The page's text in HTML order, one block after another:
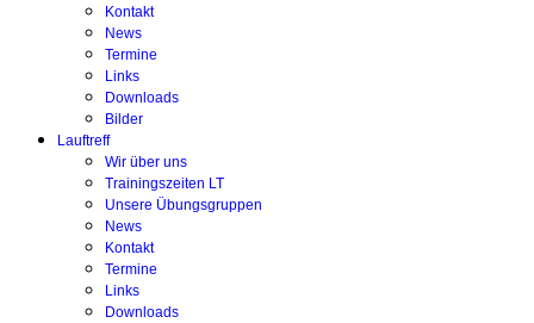
Kontakt
News
Termine
Links
Downloads
Bilder
Lauftreff
Wir über uns
Trainingszeiten LT
Unsere Übungsgruppen
News
Kontakt
Termine
Links
Downloads